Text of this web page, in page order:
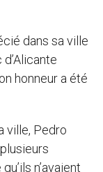
dans sa ville
honneur a été
ville, Pedro
n’avaient